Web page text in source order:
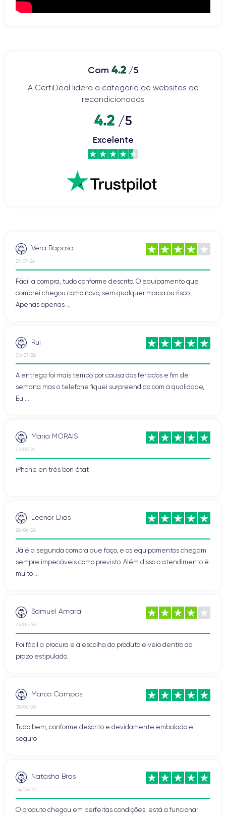
Com 4.2/5
A CertiDeal lidera a categoria de websites de
recondicionados
4.2/5
Excelente
Vera Raposo
27/07/26
Fácil a compra, tudo conforme descrito. O equipamento que
comprei chegou como novo, sem qualquer marca ou risco.
Apenas apenas ...
Rui
04/07/26
A entrega foi mais tempo por causa dos feriados e fim de
semana mas o telefone fiquei surpreendido com a qualidade,
Eu ...
Maria MORAIS
02/07/26
iPhone en très bon état
Leonor Dias
26/06/26
Já é a segunda compra que faço, e os equipamentos chegam
sempre impecáveis como previsto. Além disso o atendimento é
muito ...
Samuel Amaral
23/06/26
Foi fácil a procura e a escolha do produto e veio dentro do
prazo estipulado.
Marco Campos
08/06/26
Tudo bem, conforme descrito e devidamente embalado e
seguro
Natasha Bras
04/06/26
O produto chegou em perfeitas condições, está a funcionar